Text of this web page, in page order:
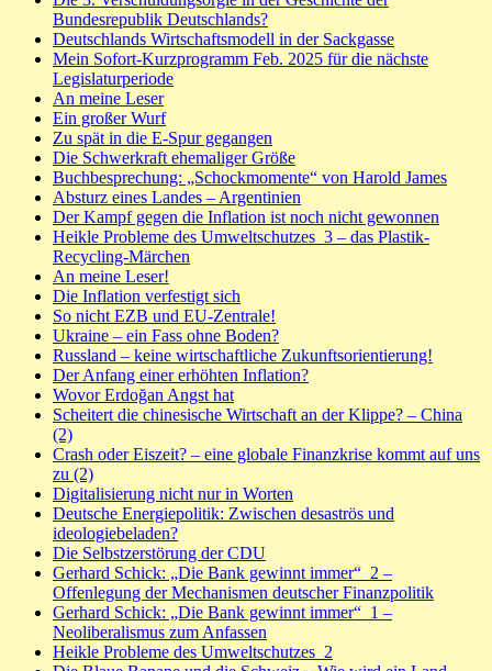
Bundesrepublik Deutschlands?
Deutschlands Wirtschaftsmodell in der Sackgasse
Mein Sofort-Kurzprogramm Feb. 2025 für die nächste
Legislaturperiode
An meine Leser
Ein großer Wurf
Zu spät in die E-Spur gegangen
Die Schwerkraft ehemaliger Größe
Buchbesprechung: „Schockmomente“ von Harold James
Absturz eines Landes – Argentinien
Der Kampf gegen die Inflation ist noch nicht gewonnen
Heikle Probleme des Umweltschutzes_3 – das Plastik-
Recycling-Märchen
An meine Leser!
Die Inflation verfestigt sich
So nicht EZB und EU-Zentrale!
Ukraine – ein Fass ohne Boden?
Russland – keine wirtschaftliche Zukunftsorientierung!
Der Anfang einer erhöhten Inflation?
Wovor Erdoğan Angst hat
Scheitert die chinesische Wirtschaft an der Klippe? – China
(2)
Crash oder Eiszeit? – eine globale Finanzkrise kommt auf uns
zu (2)
Digitalisierung nicht nur in Worten
Deutsche Energiepolitik: Zwischen desaströs und
ideologiebeladen?
Die Selbstzerstörung der CDU
Gerhard Schick: „Die Bank gewinnt immer“_2 –
Offenlegung der Mechanismen deutscher Finanzpolitik
Gerhard Schick: „Die Bank gewinnt immer“_1 –
Neoliberalismus zum Anfassen
Heikle Probleme des Umweltschutzes_2